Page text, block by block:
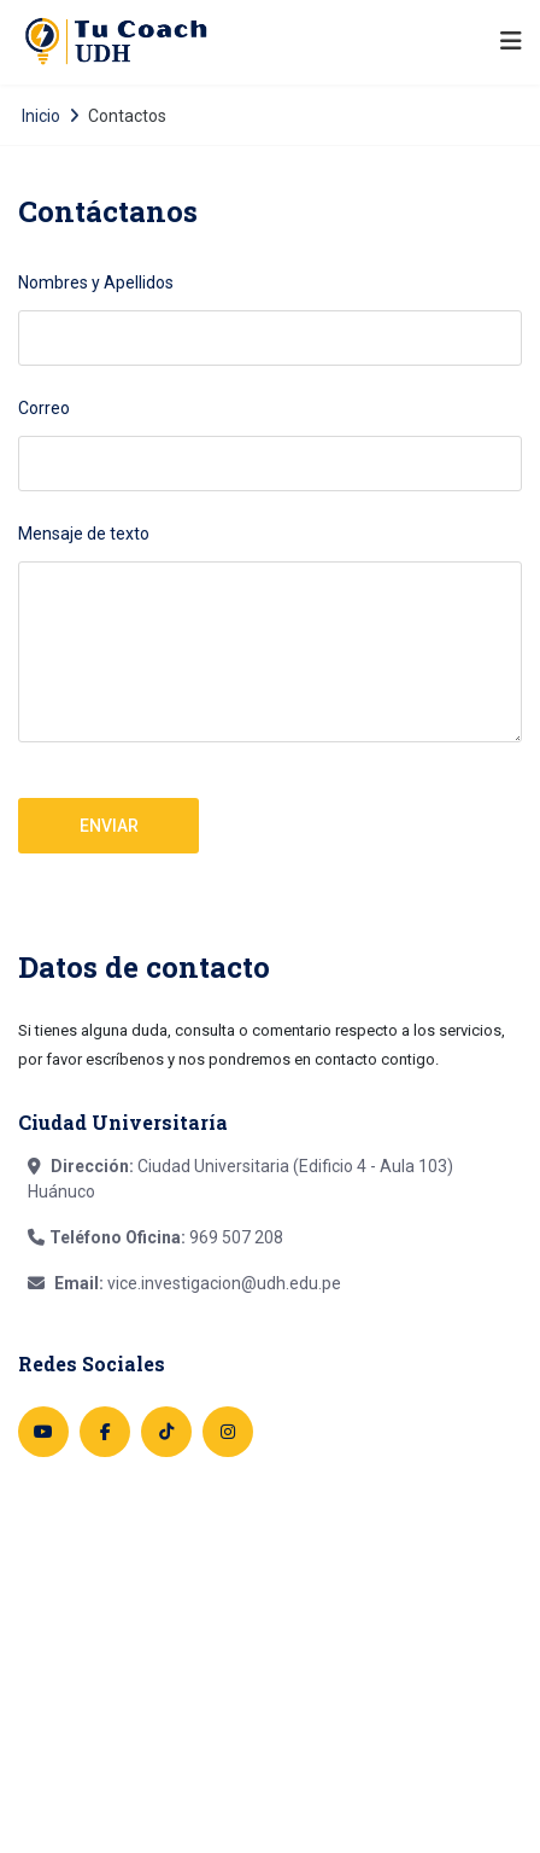
Inicio Contactos
Contáctanos
Nombres y Apellidos
Correo
Mensaje de texto
ENVIAR
Datos de contacto
Si tienes alguna duda, consulta o comentario respecto a los servicios,
por favor escríbenos y nos pondremos en contacto contigo.
Ciudad Universitaría
Dirección: Ciudad Universitaria (Edificio 4 - Aula 103)
Huánuco
Teléfono Oficina: 969 507 208
Email: vice.investigacion@udh.edu.pe
Redes Sociales